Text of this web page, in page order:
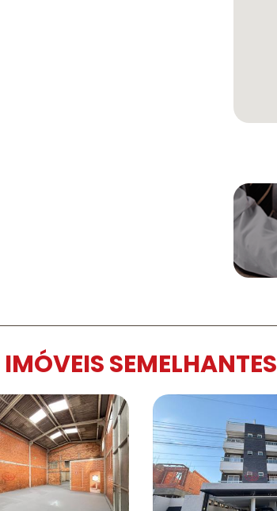
IMÓVEIS SEMELHANTES